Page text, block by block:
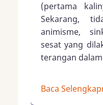
(pertama
Sekarang,
animisme,
sesat yang
terangan
Baca